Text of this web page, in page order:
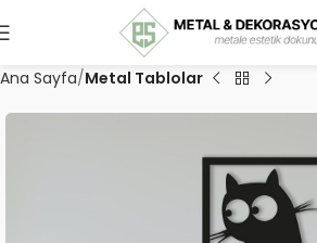
Ana Sayfa Metal Tablolar